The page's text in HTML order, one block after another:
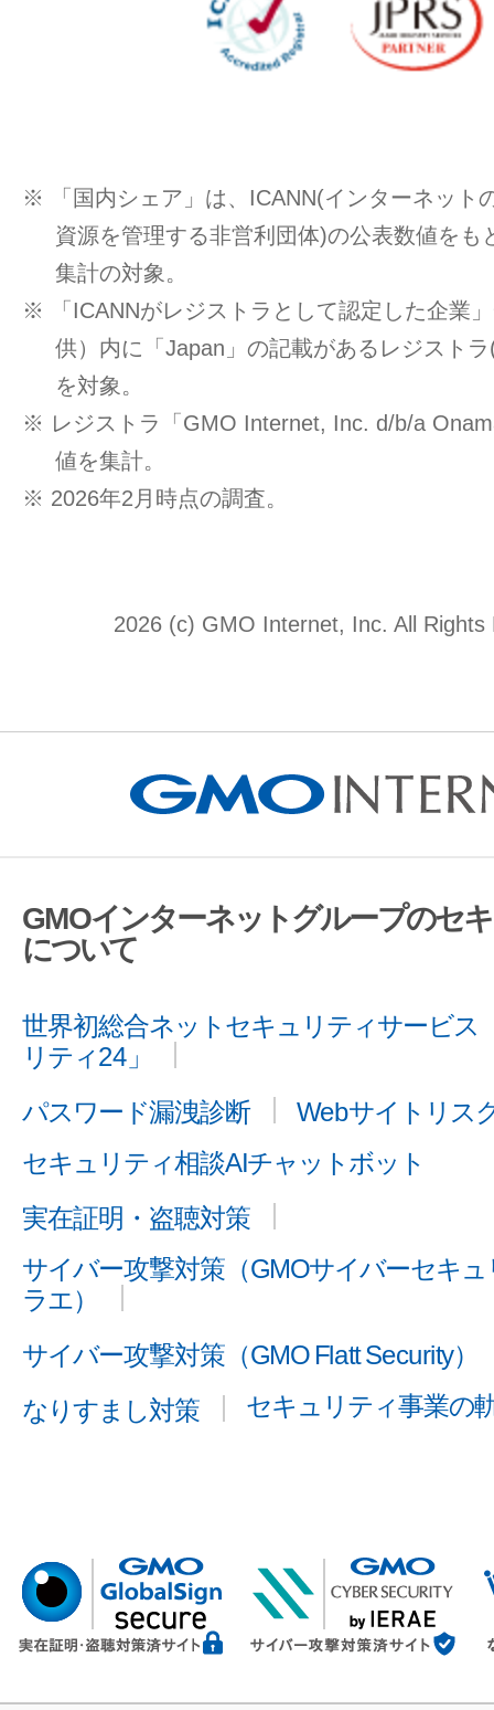
※ 「国内シェア」は、ICANN(インターネット
資源を管理する非営利団体)の公表数値をも
集計の対象。
※ 「ICANNがレジストラとして認定した企業
供）内に「Japan」の記載があるレジスト
を対象。
※ レジストラ「GMO Internet, Inc. d/b/a
値を集計。
※ 2026年2月時点の調査。
2026 (c) GMO Internet, Inc. All Rights
GMOインターネットグループのセ
について
世界初総合ネットセキュリティサービス
リティ24」
パスワード漏洩診断
Webサイトリス
セキュリティ相談AIチャットボット
実在証明・盗聴対策
サイバー攻撃対策（GMOサイバーセキ
ラエ）
サイバー攻撃対策（GMO Flatt Security）
なりすまし対策
セキュリティ事業の